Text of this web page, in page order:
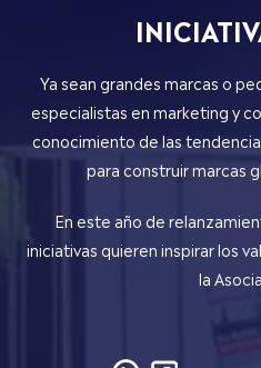
Ya sean grandes marcas o
especialistas en marketing y
conocimiento de las
para construir marcas
En este año de
iniciativas quieren inspirar los
la